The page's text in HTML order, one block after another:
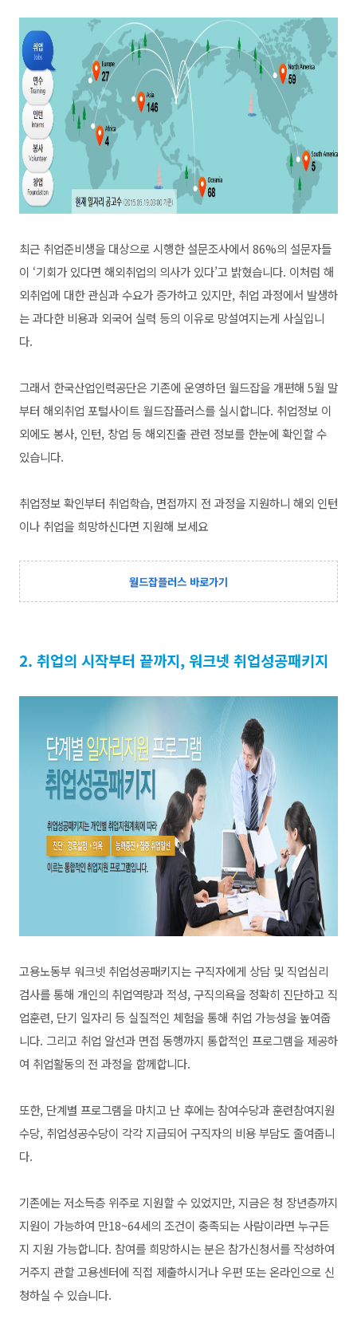
최근 취업준비생을 대상으로 시행한 설문조사에서 86%의 설문자들
이 ‘기회가 있다면 해외취업의 의사가 있다’고 밝혔습니다. 이처럼 해
외취업에 대한 관심과 수요가 증가하고 있지만, 취업 과정에서 발생하
는 과다한 비용과 외국어 실력 등의 이유로 망설여지는게 사실입니
다.
그래서 한국산업인력공단은 기존에 운영하던 월드잡을 개편해 5월 말
부터 해외취업 포털사이트 월드잡플러스를 실시합니다. 취업정보 이
외에도 봉사, 인턴, 창업 등 해외진출 관련 정보를 한눈에 확인할 수
있습니다.
취업정보 확인부터 취업학습, 면접까지 전 과정을 지원하니 해외 인턴
이나 취업을 희망하신다면 지원해 보세요
월드잡플러스 바로가기
2. 취업의 시작부터 끝까지, 워크넷 취업성공패키지
고용노동부 워크넷 취업성공패키지는 구직자에게 상담 및 직업심리
검사를 통해 개인의 취업역량과 적성, 구직의욕을 정확히 진단하고 직
업훈련, 단기 일자리 등 실질적인 체험을 통해 취업 가능성을 높여줍
니다. 그리고 취업 알선과 면접 동행까지 통합적인 프로그램을 제공하
여 취업활동의 전 과정을 함께합니다.
또한, 단계별 프로그램을 마치고 난 후에는 참여수당과 훈련참여지원
수당, 취업성공수당이 각각 지급되어 구직자의 비용 부담도 줄여줍니
다.
기존에는 저소득층 위주로 지원할 수 있었지만, 지금은 청 장년층까지
지원이 가능하여 만18~64세의 조건이 충족되는 사람이라면 누구든
지 지원 가능합니다. 참여를 희망하시는 분은 참가신청서를 작성하여
거주지 관할 고용센터에 직접 제출하시거나 우편 또는 온라인으로 신
청하실 수 있습니다.